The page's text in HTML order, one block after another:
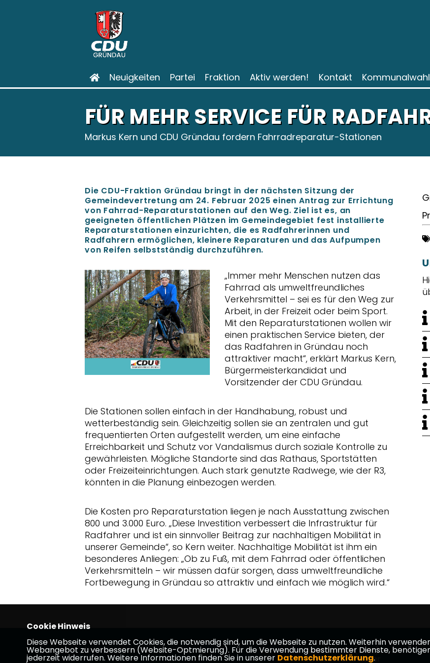
Neuigkeiten Partei Fraktion Aktiv werden! Kontakt
FÜR MEHR SERVICE FÜR
Markus Kern und CDU Gründau fordern Fahrradreparatur-Stationen
Die CDU-Fraktion Gründau bringt in der nächsten Sitzung der
Gemeindevertretung am 24. Februar 2025 einen Antrag zur Errichtung
von Fahrrad-Reparaturstationen auf den Weg. Ziel ist es, an
geeigneten öffentlichen Plätzen im Gemeindegebiet fest installierte
Reparaturstationen einzurichten, die es Radfahrerinnen und
Radfahrern ermöglichen, kleinere Reparaturen und das Aufpumpen
von Reifen selbstständig durchzuführen.
Immer mehr Menschen nutzen das
Fahrrad als umweltfreundliches
Verkehrsmittel – sei es für den Weg zur
Arbeit, in der Freizeit oder beim Sport.
Mit den Reparaturstationen wollen wir
einen praktischen Service bieten, der
das Radfahren in Gründau noch
attraktiver macht“, erklärt Markus Kern,
Bürgermeisterkandidat und
Vorsitzender der CDU Gründau.
Die Stationen sollen einfach in der Handhabung, robust und
wetterbeständig sein. Gleichzeitig sollen sie an zentralen und gut
frequentierten Orten aufgestellt werden, um eine einfache
Erreichbarkeit und Schutz vor Vandalismus durch soziale Kontrolle zu
gewährleisten. Mögliche Standorte sind das Rathaus, Sportstätten
oder Freizeiteinrichtungen. Auch stark genutzte Radwege, wie der R3,
könnten in die Planung einbezogen werden.
Die Kosten pro Reparaturstation liegen je nach Ausstattung zwischen
800 und 3.000 Euro. „Diese Investition verbessert die Infrastruktur für
Radfahrer und ist ein sinnvoller Beitrag zur nachhaltigen Mobilität in
unserer Gemeinde“, so Kern weiter. Nachhaltige Mobilität ist ihm ein
besonderes Anliegen: „Ob zu Fuß, mit dem Fahrrad oder öffentlichen
Verkehrsmitteln – wir müssen dafür sorgen, dass umweltfreundliche
Fortbewegung in Gründau so attraktiv und einfach wie möglich wird.“
Homepage der CDU Gründau Max Schad (MdL) -
Kreisvorsitzender
Cookie Hinweis
Diese Webseite verwendet Cookies, die notwendig sind, um die Webseite zu nutzen. Weiterhin
Webangebot zu verbessern (Website-Optmierung). Für die Verwendung bestimmter Dienste, benötigen
jederzeit widerrufen. Weitere Informationen finden Sie in unserer Datenschutzerklärung.